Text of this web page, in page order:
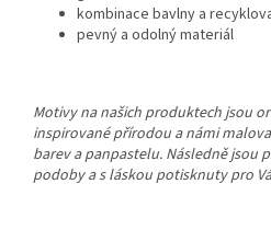
kombinace bavlny a
pevný a odolný materiál
Motivy na našich produktech jsou
inspirované přírodou a námi
barev a panpastelu. Následně jsou
podoby a s láskou potisknuty pro